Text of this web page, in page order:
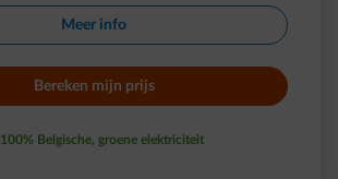
Meer info​
Bereken mijn prijs​
100% Belgische, groene elektriciteit